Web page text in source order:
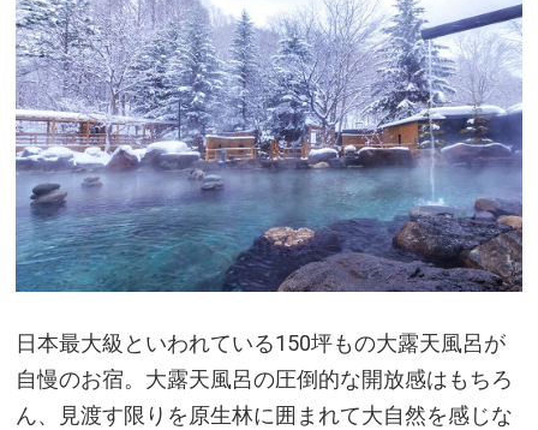
日本最大級といわれている150坪もの大露天風呂が
自慢のお宿。大露天風呂の圧倒的な開放感はもちろ
ん、見渡す限りを原生林に囲まれて大自然を感じな